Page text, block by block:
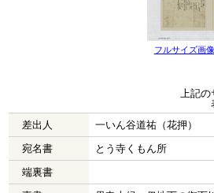
フルサイズ画
上記の
差出人
一いん谷道祐（花押）
宛名書
とう寺くもん所
端裏書